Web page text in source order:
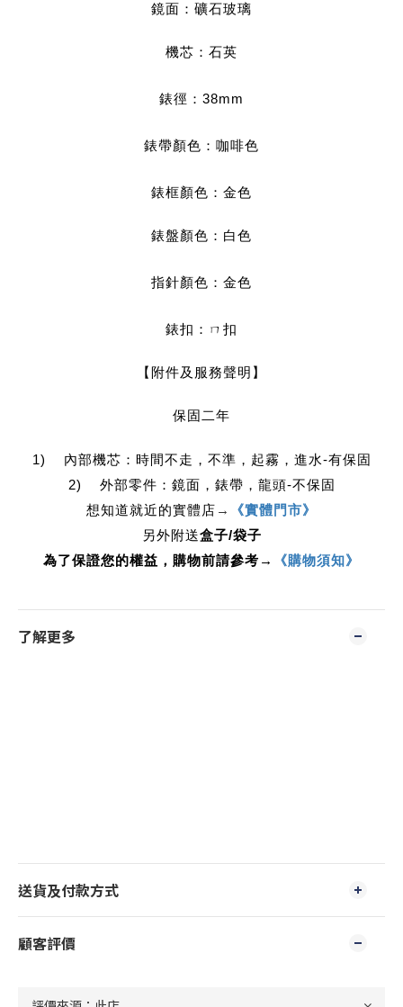
鏡面：礦石玻璃
機芯：石英
錶徑：38mm
錶帶顏色：咖啡色
錶框顏色：金色
錶盤顏色：白色
指針顏色：金色
錶扣：ㄇ扣
【附件及服務聲明】
保固二年
1)    內部機芯：時間不走，不準，起霧，進水-有保固
2)    外部零件：鏡面，錶帶，龍頭-不保固
想知道就近的實體店 →
《實體門市》
另外附送盒子/袋子
為了保證您的權益，購物前請參考→
《購物須知》
了解更多
送貨及付款方式
顧客評價